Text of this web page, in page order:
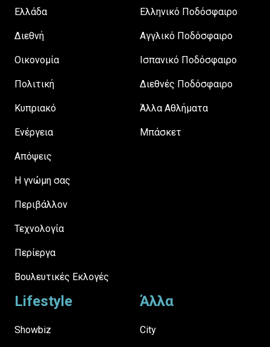
Ελλάδα
Διεθνή
Οικονομία
Πολιτική
Κυπριακό
Ενέργεια
Απόψεις
H γνώμη σας
Περιβάλλον
Τεχνολογία
Περίεργα
Βουλευτικές Εκλογές
Ελληνικό Ποδόσφαιρο
Αγγλικό Ποδόσφαιρο
Ισπανικό Ποδόσφαιρο
Διεθνές Ποδόσφαιρο
Άλλα Αθλήματα
Μπάσκετ
Lifestyle
Showbiz
Άλλα
City